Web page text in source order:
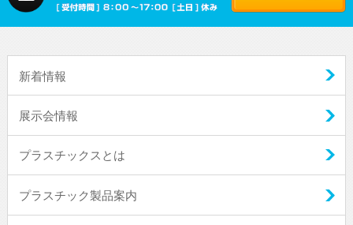
新着情報
展示会情報
プラスチックスとは
プラスチック製品案内